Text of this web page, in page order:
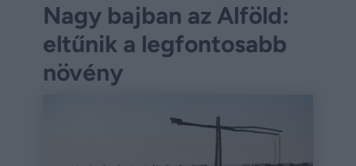
Nagy bajban az Alföld:
eltűnik a legfontosabb
növény